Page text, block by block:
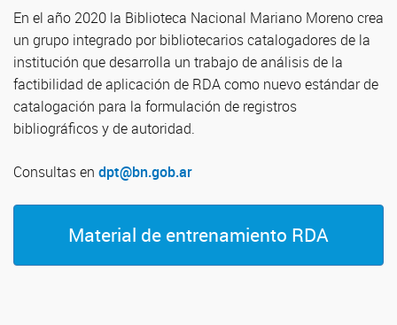
En el año 2020 la Biblioteca Nacional Mariano Moreno crea
un grupo integrado por bibliotecarios catalogadores de la
institución que desarrolla un trabajo de análisis de la
factibilidad de aplicación de RDA como nuevo estándar de
catalogación para la formulación de registros
bibliográficos y de autoridad.
Consultas en dpt@bn.gob.ar
Material de entrenamiento RDA